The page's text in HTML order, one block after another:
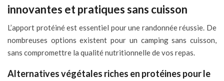
innovantes et pratiques sans cuisson
L’apport protéiné est essentiel pour une randonnée réussie. De
nombreuses options existent pour un camping sans cuisson,
sans compromettre la qualité nutritionnelle de vos repas.
Alternatives végétales riches en protéines pour le